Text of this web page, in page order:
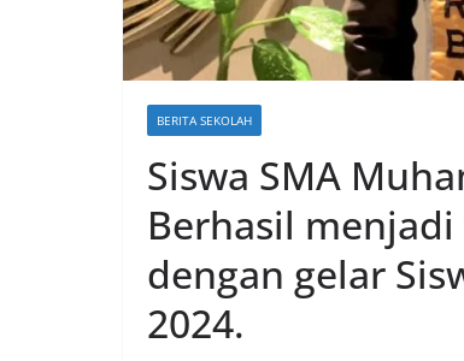
BERITA SEKOLAH
Siswa SMA
Berhasil menjadi
dengan gelar
2024.